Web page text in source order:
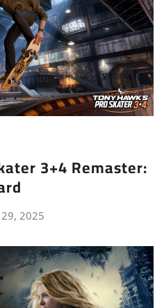
3+4 Remaster:
29, 2025